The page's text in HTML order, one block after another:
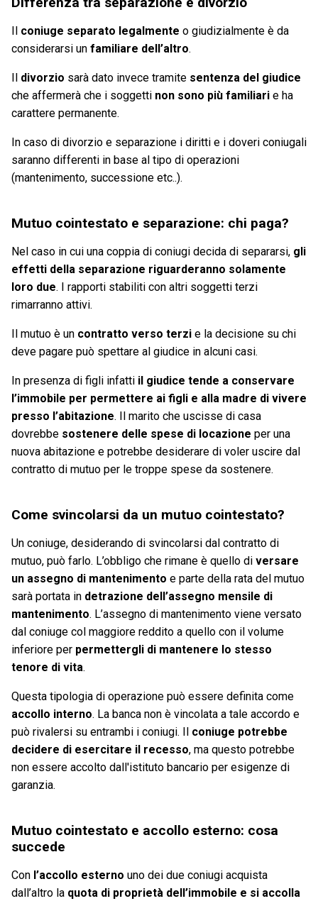
coniuge separato legalmente o giudizialmente è da
considerarsi un familiare dell’altro.
divorzio sarà dato invece tramite sentenza del giudice
che affermerà che i soggetti non sono più familiari e ha
carattere permanente.
In caso di divorzio e separazione i diritti e i doveri coniugali
saranno differenti in base al tipo di operazioni
(mantenimento, successione etc..).
Mutuo cointestato e separazione: chi paga?
Nel caso in cui una coppia di coniugi decida di separarsi, gli
effetti della separazione riguarderanno solamente
loro due. I rapporti stabiliti con altri soggetti terzi
rimarranno attivi.
Il mutuo è un contratto verso terzi e la decisione su chi
deve pagare può spettare al giudice in alcuni casi.
In presenza di figli infatti il giudice tende a conservare
l’immobile per permettere ai figli e alla madre di vivere
presso l’abitazione. Il marito che uscisse di casa
dovrebbe sostenere delle spese di locazione per una
nuova abitazione e potrebbe desiderare di voler uscire dal
contratto di mutuo per le troppe spese da sostenere.
Come svincolarsi da un mutuo cointestato?
Un coniuge, desiderando di svincolarsi dal contratto di
mutuo, può farlo. L’obbligo che rimane è quello di versare
un assegno di mantenimento e parte della rata del mutuo
sarà portata in detrazione dell’assegno mensile di
mantenimento. L’assegno di mantenimento viene versato
dal coniuge col maggiore reddito a quello con il volume
inferiore per permettergli di mantenere lo stesso
tenore di vita.
Questa tipologia di operazione può essere definita come
accollo interno. La banca non è vincolata a tale accordo e
può rivalersi su entrambi i coniugi. Il coniuge potrebbe
decidere di esercitare il recesso, ma questo potrebbe
non essere accolto dall'istituto bancario per esigenze di
garanzia.
Mutuo cointestato e accollo esterno: cosa
succede
Con l’accollo esterno uno dei due coniugi acquista
dall’altro la quota di proprietà dell’immobile e si accolla